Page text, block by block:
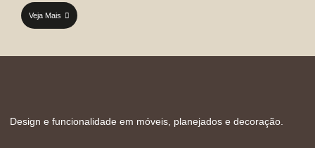
Veja Mais
Design e funcionalidade em móveis, planejados e decoração.